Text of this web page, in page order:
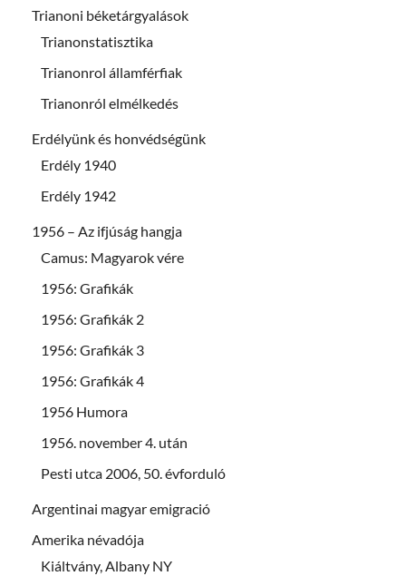
Trianoni béketárgyalások
Trianonstatisztika
Trianonrol államférfiak
Trianonról elmélkedés
Erdélyünk és honvédségünk
Erdély 1940
Erdély 1942
1956 – Az ifjúság hangja
Camus: Magyarok vére
1956: Grafikák
1956: Grafikák 2
1956: Grafikák 3
1956: Grafikák 4
1956 Humora
1956. november 4. után
Pesti utca 2006, 50. évforduló
Argentinai magyar emigració
Amerika névadója
Kiáltvány, Albany NY